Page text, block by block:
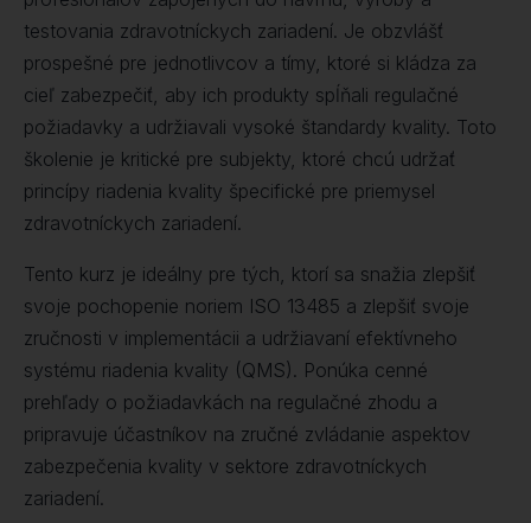
testovania zdravotníckych zariadení. Je obzvlášť
prospešné pre jednotlivcov a tímy, ktoré si kládza za
cieľ zabezpečiť, aby ich produkty spĺňali regulačné
požiadavky a udržiavali vysoké štandardy kvality. Toto
školenie je kritické pre subjekty, ktoré chcú udržať
princípy riadenia kvality špecifické pre priemysel
zdravotníckych zariadení.
Tento kurz je ideálny pre tých, ktorí sa snažia zlepšiť
svoje pochopenie noriem ISO 13485 a zlepšiť svoje
zručnosti v implementácii a udržiavaní efektívneho
systému riadenia kvality (QMS). Ponúka cenné
prehľady o požiadavkách na regulačné zhodu a
pripravuje účastníkov na zručné zvládanie aspektov
zabezpečenia kvality v sektore zdravotníckych
zariadení.